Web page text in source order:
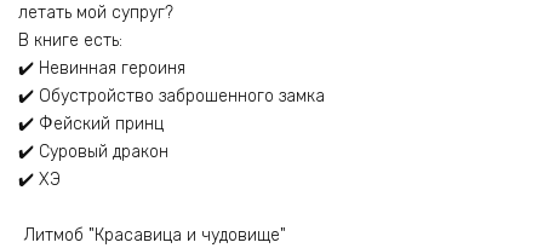
летать мой супруг?
В книге есть:
✔️ Невинная героиня
✔️ Обустройство заброшенного замка
✔️ Фейский принц
✔️ Суровый дракон
✔️ ХЭ
Литмоб "Красавица и чудовище"